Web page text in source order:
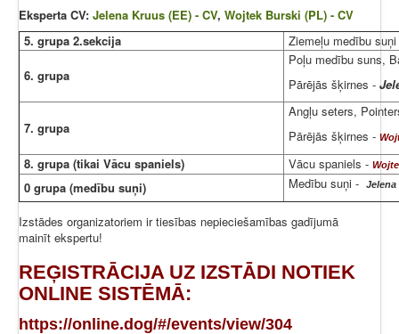
Eksperta CV: Jelena Kruus (EE) - CV, Wojtek Burski (PL) - CV
5. grupa 2.sekcija
Ziemeļu medību suņi
6. grupa
Poļu medību suns,
Pārējās šķirnes -
7. grupa
Angļu seters,
Pārējās šķirnes -
8. grupa (tikai Vācu spaniels) Vācu spaniels -
0 grupa (medību suņi) Medību suņi - Jelena
Izstādes organizatoriem ir tiesības nepieciešamības gadījumā
mainīt ekspertu!
REĢISTRĀCIJA UZ IZSTĀDI NOTIEK
ONLINE SISTĒMĀ:
https://online.dog/#/events/view/304